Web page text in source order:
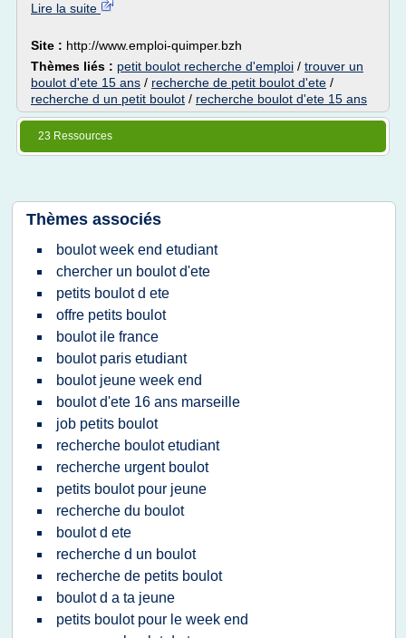
Lire la suite
Site : http://www.emploi-quimper.bzh
Thèmes liés : petit boulot recherche d'emploi / trouver un
boulot d'ete 15 ans / recherche de petit boulot d'ete /
recherche d un petit boulot / recherche boulot d'ete 15 ans
23 Ressources
Thèmes associés
boulot week end etudiant
chercher un boulot d'ete
petits boulot d ete
offre petits boulot
boulot ile france
boulot paris etudiant
boulot jeune week end
boulot d'ete 16 ans marseille
job petits boulot
recherche boulot etudiant
recherche urgent boulot
petits boulot pour jeune
recherche du boulot
boulot d ete
recherche d un boulot
recherche de petits boulot
boulot d a ta jeune
petits boulot pour le week end